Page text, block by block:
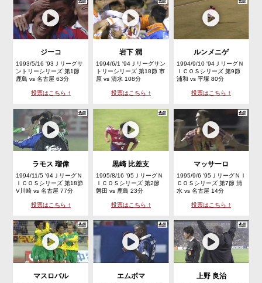
ジーコ
1993/5/16 '93Ｊリーグサ
ントリーシリーズ 第1節
鹿島 vs 名古屋 63分
投票はこちら ↑
岩下 潤
1994/6/1 '94Ｊリーグサン
トリーシリーズ 第18節 市
原 vs 清水 108分
投票はこちら ↑
ルンメニゲ
1994/9/10 '94ＪリーグＮ
ＩＣＯＳシリーズ 第9節
浦和 vs 平塚 80分
投票はこちら ↑
ラモス 瑠偉
1994/11/5 '94ＪリーグＮ
ＩＣＯＳシリーズ 第18節
V川崎 vs 名古屋 77分
投票はこちら ↑
黒崎 比差支
1995/8/16 '95ＪリーグＮ
ＩＣＯＳシリーズ 第2節
磐田 vs 鹿島 23分
投票はこちら ↑
マッサーロ
1995/9/6 '95ＪリーグＮＩ
ＣＯＳシリーズ 第7節 清
水 vs 名古屋 14分
投票はこちら ↑
マスロバル エムボマ 上野 良治